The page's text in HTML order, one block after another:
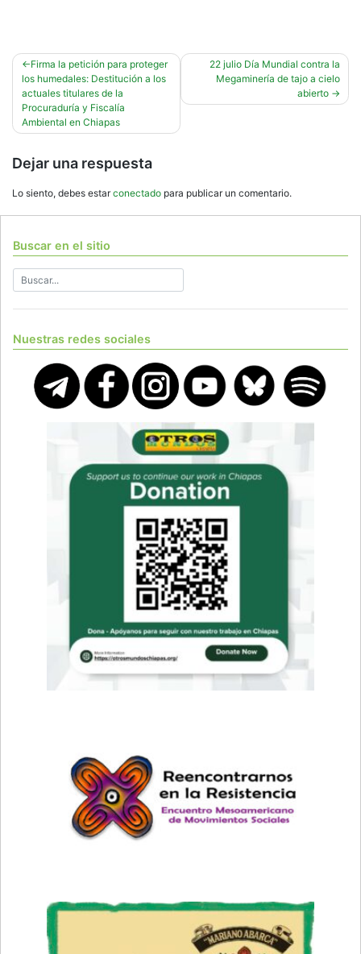
Navegación
de
entradas
Firma la petición para proteger
los humedales: Destitución a los
actuales titulares de la
Procuraduría y Fiscalía
Ambiental en Chiapas
22 julio Día Mundial contra la
Megaminería de tajo a cielo
abierto
Dejar una respuesta
Lo siento, debes estarconectado para publicar un comentario.
Buscar en el sitio
Nuestras redes sociales